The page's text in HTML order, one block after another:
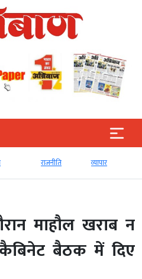
राजनीति व्‍यापार
माहौल खराब न
बैठक में दिए